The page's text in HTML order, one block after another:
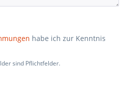
habe ich zur Kenntnis
sind Pflichtfelder.